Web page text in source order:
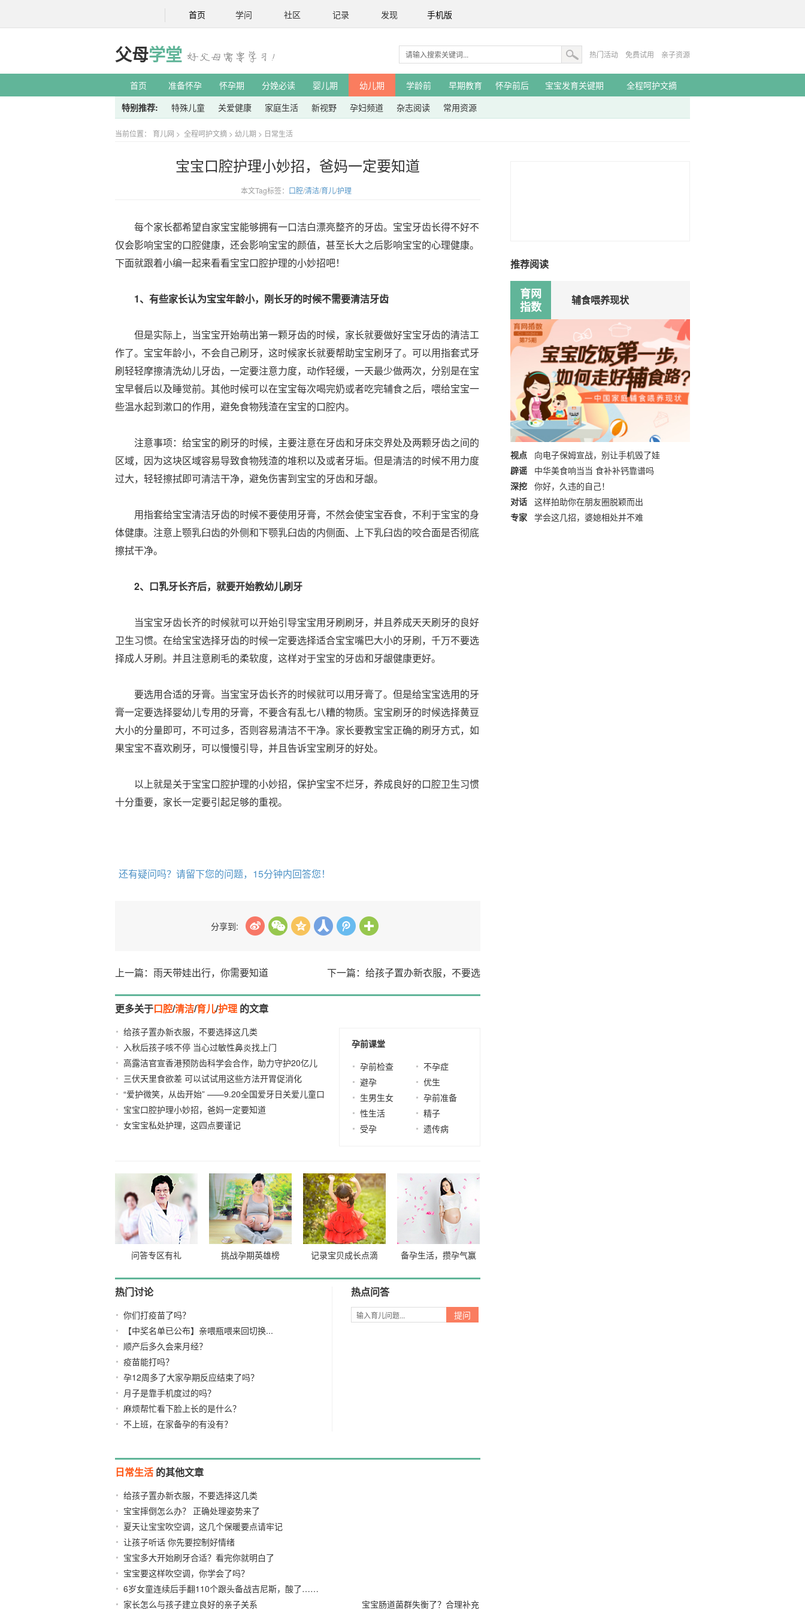
首页 学问 社区 记录 发现 手机版
父母学堂 热门活动 免费试用 亲子资源
首页 准备怀孕 怀孕期 分娩必读 婴儿期 幼儿期 学龄前 早期教育 怀孕前后 宝宝发育关键期
全程呵护文摘
特别推荐:
特殊儿童 关爱健康 家庭生活 新视野 孕妇频道 杂志阅读 常用资源
当前位置： 育儿网 > 全程呵护文摘 > 幼儿期 > 日常生活
宝宝口腔护理小妙招，爸妈一定要知道
本文Tag标签： 口腔/清洁/育儿/护理
每个家长都希望自家宝宝能够拥有一口洁白漂亮整齐的牙齿。宝宝牙齿长得不好不
仅会影响宝宝的口腔健康，还会影响宝宝的颜值，甚至长大之后影响宝宝的心理健康。
下面就跟着小编一起来看看宝宝口腔护理的小妙招吧！
1、有些家长认为宝宝年龄小，刚长牙的时候不需要清洁牙齿
但是实际上，当宝宝开始萌出第一颗牙齿的时候，家长就要做好宝宝牙齿的清洁工
作了。宝宝年龄小，不会自己刷牙，这时候家长就要帮助宝宝刷牙了。可以用指套式牙
刷轻轻摩擦清洗幼儿牙齿，一定要注意力度，动作轻缓，一天最少做两次，分别是在宝
宝早餐后以及睡觉前。其他时候可以在宝宝每次喝完奶或者吃完辅食之后，喂给宝宝一
些温水起到漱口的作用，避免食物残渣在宝宝的口腔内。
注意事项：给宝宝的刷牙的时候，主要注意在牙齿和牙床交界处及两颗牙齿之间的
区域，因为这块区域容易导致食物残渣的堆积以及或者牙垢。但是清洁的时候不用力度
过大，轻轻擦拭即可清洁干净，避免伤害到宝宝的牙齿和牙龈。
用指套给宝宝清洁牙齿的时候不要使用牙膏，不然会使宝宝吞食，不利于宝宝的身
体健康。注意上颚乳臼齿的外侧和下颚乳臼齿的内侧面、上下乳臼齿的咬合面是否彻底
擦拭干净。
2、口乳牙长齐后，就要开始教幼儿刷牙
当宝宝牙齿长齐的时候就可以开始引导宝宝用牙刷刷牙，并且养成天天刷牙的良好
卫生习惯。在给宝宝选择牙齿的时候一定要选择适合宝宝嘴巴大小的牙刷，千万不要选
择成人牙刷。并且注意刷毛的柔软度，这样对于宝宝的牙齿和牙龈健康更好。
要选用合适的牙膏。当宝宝牙齿长齐的时候就可以用牙膏了。但是给宝宝选用的牙
膏一定要选择婴幼儿专用的牙膏，不要含有乱七八糟的物质。宝宝刷牙的时候选择黄豆
大小的分量即可，不可过多，否则容易清洁不干净。家长要教宝宝正确的刷牙方式，如
果宝宝不喜欢刷牙，可以慢慢引导，并且告诉宝宝刷牙的好处。
以上就是关于宝宝口腔护理的小妙招，保护宝宝不烂牙，养成良好的口腔卫生习惯
十分重要，家长一定要引起足够的重视。
还有疑问吗？请留下您的问题，15分钟内回答您！
分享到:
上一篇：雨天带娃出行，你需要知道 下一篇：给孩子置办新衣服，不要选
更多关于口腔/清洁/育儿/护理 的文章
给孩子置办新衣服，不要选择这几类
入秋后孩子咳不停 当心过敏性鼻炎找上门
高露洁官宣香港预防齿科学会合作，助力守护20亿儿
童
2026-03-10
三伏天里食欲差 可以试试用这些方法开胃促消化
07-26
“爱护微笑，从齿开始” ——9.20全国爱牙日关爱儿童口
腔健康公益启程
2023-09-15
宝宝口腔护理小妙招，爸妈一定要知道
女宝宝私处护理，这四点要谨记
孕前课堂
孕前检查
不孕症
避孕
优生
生男生女
孕前准备
性生活
精子
受孕
遗传病
问答专区有礼 挑战孕期英雄榜 记录宝贝成长点滴
备孕生活，攒孕气赢
好礼
热门讨论
你们打疫苗了吗？
【中奖名单已公布】亲喂瓶喂来回切换...
顺产后多久会来月经？
疫苗能打吗？
孕12周多了大家孕期反应结束了吗？
月子是靠手机度过的吗？
麻烦帮忙看下脸上长的是什么？
不上班，在家备孕的有没有？
热点问答
日常生活 的其他文章
给孩子置办新衣服，不要选择这几类
宝宝摔倒怎么办？ 正确处理姿势来了
夏天让宝宝吹空调，这几个保暖要点请牢记
让孩子听话 你先要控制好情绪
宝宝多大开始刷牙合适？看完你就明白了
宝宝要这样吹空调，你学会了吗？
6岁女童连续后手翻110个跟头备战吉尼斯，酸了……
2021/07/12
家长怎么与孩子建立良好的亲子关系 宝宝肠道菌群失衡了？合理补充
推荐阅读
辅食喂养现状
育网
指数
视点
向电子保姆宣战，别让手机毁了娃
辟谣
中华美食响当当 食补补钙靠谱吗
深挖 你好，久违的自己！
对话 这样拍助你在朋友圈脱颖而出
专家 学会这几招，婆媳相处并不难